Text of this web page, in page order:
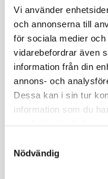
Vi använder
och annonserna till
för sociala medier
vidarebefordrar även
information från din
annons- och
Dessa kan i sin tur
information som du
Nödvändig
servicebil för
tillfälligt
bråttom